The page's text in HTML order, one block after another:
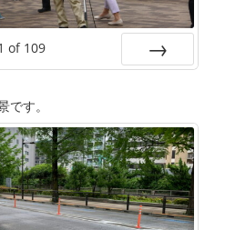
of 109
す。